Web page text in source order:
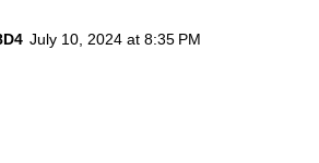
July 10, 2024 at 8:35 PM